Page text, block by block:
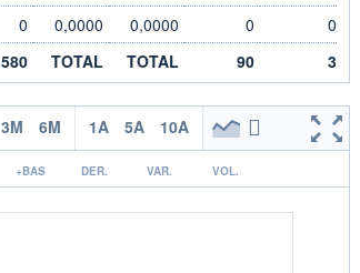
0 0,0000 0,0000 0
0
580 TOTAL TOTAL 90 3
3M 6M 1A 5A 10A
+BAS DER. VAR. VOL.